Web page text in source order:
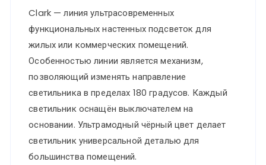
Clark — линия ультрасовременных
функциональных настенных подсветок для
жилых или коммерческих помещений.
Особенностью линии является механизм,
позволяющий изменять направление
светильника в пределах 180 градусов. Каждый
светильник оснащён выключателем на
основании. Ультрамодный чёрный цвет делает
светильник универсальной деталью для
большинства помещений.